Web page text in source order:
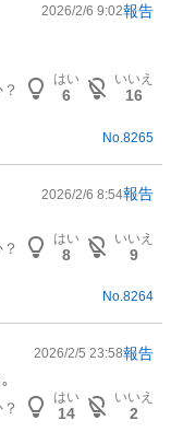
2026/2/6 9:02報告
はい
6
いいえ
16
No. 8265
2026/2/6 8:54報告
はい
8
いいえ
9
No.8264
2026/2/5 23:58報告
はい
14
いいえ
2